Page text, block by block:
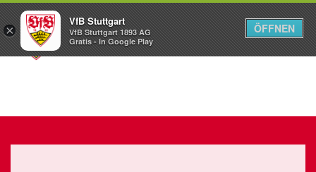
Menü
×
VfB Stuttgart
VfB Stuttgart 1893 AG
Gratis - In Google Play
ÖFFNEN